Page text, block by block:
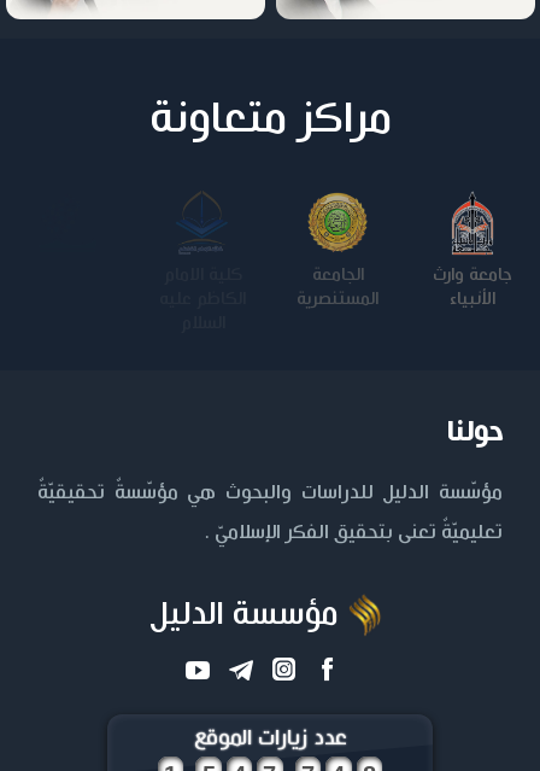
مراكز متعاونة
جامعة وارث
الأنبياء
الجامعة
المستنصرية
حولنا
مؤسّسة الدليل للدراسات والبحوث هي مؤسّسةٌ تحقيقيّةٌ
تعليميّةٌ تعنى بتحقيق الفكر الإسلاميّ .
مؤسسة الدليل
عدد زيارات الموقع